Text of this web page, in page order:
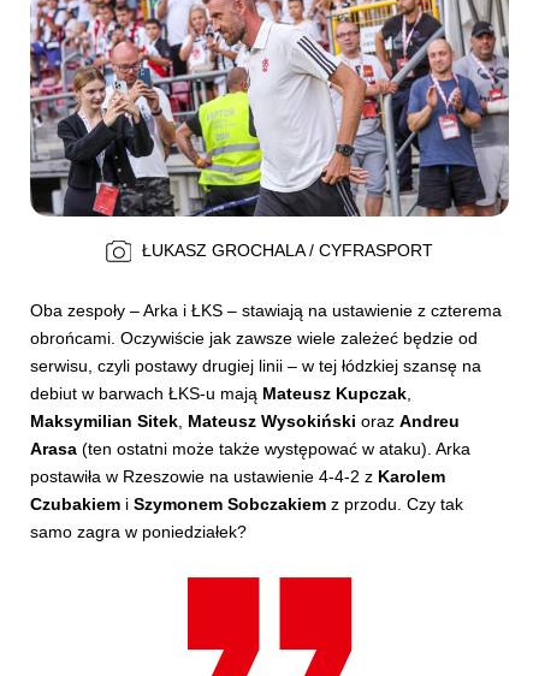
ŁUKASZ GROCHALA / CYFRASPORT
Oba zespoły – Arka i ŁKS – stawiają na ustawienie z czterema
obrońcami. Oczywiście jak zawsze wiele zależeć będzie od
serwisu, czyli postawy drugiej linii – w tej łódzkiej szansę na
debiut w barwach ŁKS-u mają Mateusz Kupczak
Maksymilian Sitek Mateusz Wysokiński oraz Andreu
Arasa (ten ostatni może także występować w ataku). Arka
postawiła w Rzeszowie na ustawienie 4-4-2 z Karolem
Czubakiem i Szymonem Sobczakiem z przodu. Czy tak
samo zagra w poniedziałek?